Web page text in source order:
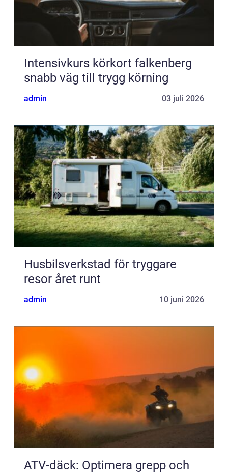
Intensivkurs körkort falkenberg
snabb väg till trygg körning
admin 03 juli 2026
Husbilsverkstad för tryggare
resor året runt
admin 10 juni 2026
ATV-däck: Optimera grepp och